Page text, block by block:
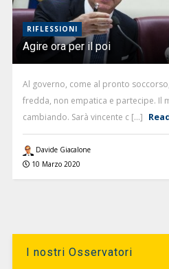
RIFLESSIONI
Agire ora per il poi
Al governo, come al pronto
fredda, non empatica e partecipe. Il
cambiando. Sarà vincente c [...]
Davide Giacalone
10 Marzo 2020
I nostri Osservatori